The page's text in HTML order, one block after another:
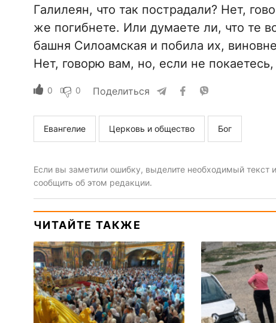
Галилеян, что так пострадали? Нет,
же погибнете. Или думаете ли, что те
башня Силоамская и побила их,
Нет, говорю вам, но, если не
0 0 Поделиться
Евангелие Церковь и общество Бог
Если вы заметили ошибку, выделите необходимый текст
сообщить об этом редакции.
ЧИТАЙТЕ ТАКЖЕ